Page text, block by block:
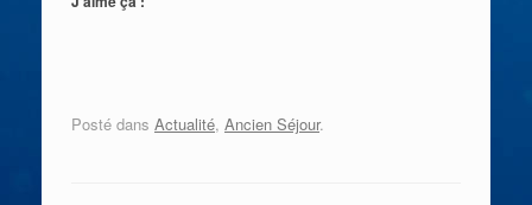
Posté dans Actualité, Ancien Séjour.